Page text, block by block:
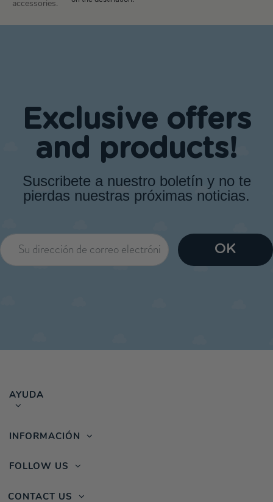
accessories.
Exclusive offers
and products!
Suscribete a nuestro boletín y no te
pierdas nuestras próximas noticias.
AYUDA
INFORMACIÓN
CONTACT US
FOLLOW US